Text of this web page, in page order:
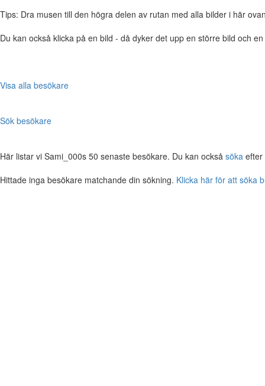
Tips: Dra musen till den högra delen av rutan med alla bilder i här
Du kan också klicka på en bild - då dyker det upp en större bild och
Visa alla besökare
Sök besökare
Här listar vi Sami_000s 50 senaste besökare. Du kan också söka efter
Hittade inga besökare matchande din sökning. Klicka här för att söka